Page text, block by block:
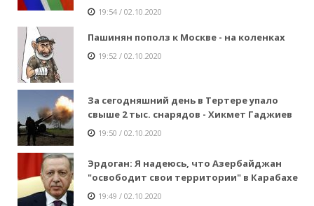
19:54 / 02.10.2020
Пашинян пополз к Москве - на коленках
19:52 / 02.10.2020
За сегодняшний день в Тертере упало
свыше 2 тыс. снарядов - Хикмет Гаджиев
19:50 / 02.10.2020
Эрдоган: Я надеюсь, что Азербайджан
"освободит свои территории" в Карабахе
19:49 / 02.10.2020